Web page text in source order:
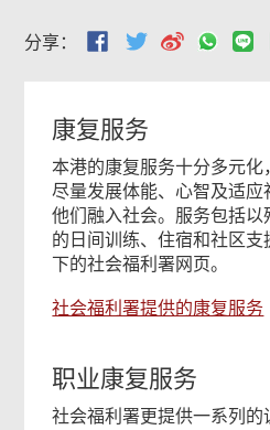
分享：
康复服务
本港的康复服务十分多元
尽量发展体能、心智及适
他们融入社会。服务包括以
的日间训练、住宿和社区支
下的社会福利署网页。
社会福利署提供的康复服务
职业康复服务
社会福利署更提供一系列